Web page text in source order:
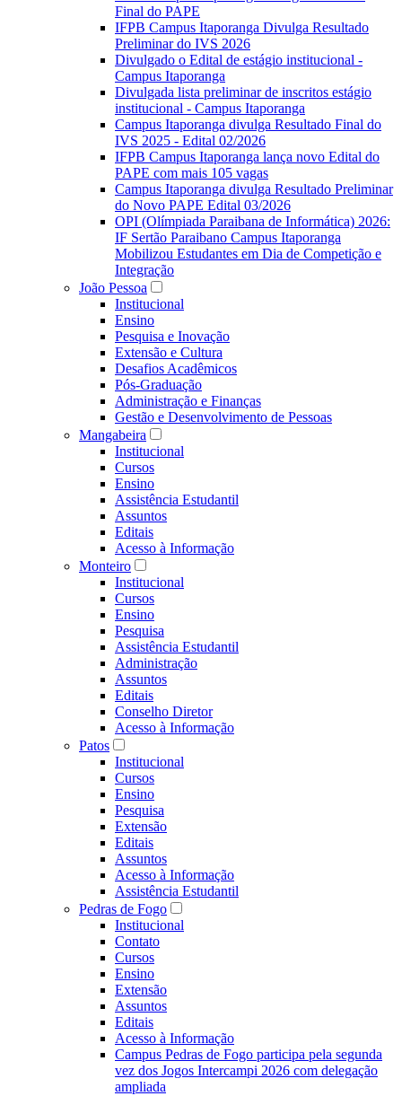
Final do PAPE
IFPB Campus Itaporanga Divulga Resultado
Preliminar do IVS 2026
Divulgado o Edital de estágio institucional -
Campus Itaporanga
Divulgada lista preliminar de inscritos estágio
institucional - Campus Itaporanga
Campus Itaporanga divulga Resultado Final do
IVS 2025 - Edital 02/2026
IFPB Campus Itaporanga lança novo Edital do
PAPE com mais 105 vagas
Campus Itaporanga divulga Resultado Preliminar
do Novo PAPE Edital 03/2026
OPI (Olímpiada Paraibana de Informática) 2026:
IF Sertão Paraibano Campus Itaporanga
Mobilizou Estudantes em Dia de Competição e
Integração
João Pessoa
Institucional
Ensino
Pesquisa e Inovação
Extensão e Cultura
Desafios Acadêmicos
Pós-Graduação
Administração e Finanças
Gestão e Desenvolvimento de Pessoas
Mangabeira
Institucional
Cursos
Ensino
Assistência Estudantil
Assuntos
Editais
Acesso à Informação
Monteiro
Institucional
Cursos
Ensino
Pesquisa
Assistência Estudantil
Administração
Assuntos
Editais
Conselho Diretor
Acesso à Informação
Patos
Institucional
Cursos
Ensino
Pesquisa
Extensão
Editais
Assuntos
Acesso à Informação
Assistência Estudantil
Pedras de Fogo
Institucional
Contato
Cursos
Ensino
Extensão
Assuntos
Editais
Acesso à Informação
Campus Pedras de Fogo participa pela segunda
vez dos Jogos Intercampi 2026 com delegação
ampliada